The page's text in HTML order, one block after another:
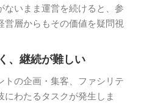
ないまま運営を続けると、参
営層からもその価値を疑問視
、継続が難しい
トの企画・集客、ファシリテ
わたるタスクが発生しま